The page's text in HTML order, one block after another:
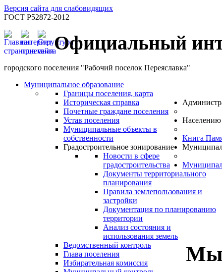
Версия сайта для слабовидящих
ГОСТ Р52872-2012
Официальный
городского поселения "Рабочий поселок Переяславка"
Муниципальное образование
Границы поселения, карта
Историческая справка
Почетные граждане поселения
Устав поселения
Муниципальные объекты в
собственности
Градостроительное зонирование
Новости в сфере
градостроительства
Документы территориального
планирования
Правила землепользования и
застройки
Документация по планированию
территории
Анализ состояния и
использования земель
Ведомственный контроль
Глава поселения
Избирательная комиссия
Населению
Книга
Мы